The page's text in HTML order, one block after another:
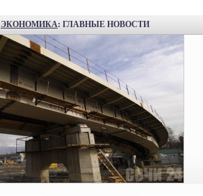
ЭКОНОМИКА: ГЛАВНЫЕ НОВОСТИ